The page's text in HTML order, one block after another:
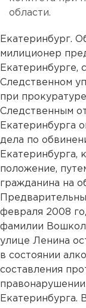
области.
Екатеринбург.
милиционер
Екатеринбурге,
Следственном
при
Следственным
Екатеринбурга
дела по
Екатеринбурга,
положение,
гражданина на
февраля 2008
фамилии
улице Ленина
в состоянии
составления
Екатеринбурга.